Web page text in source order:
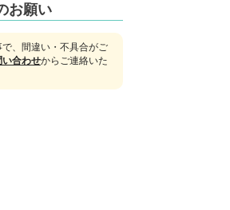
お願い
、間違い・不具合がご
い合わせからご連絡いた